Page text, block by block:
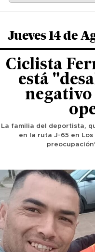
Jueves 14 de
Ciclista
está
La familia del deportista,
en la ruta J-65 en